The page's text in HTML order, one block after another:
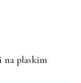
na płaskim